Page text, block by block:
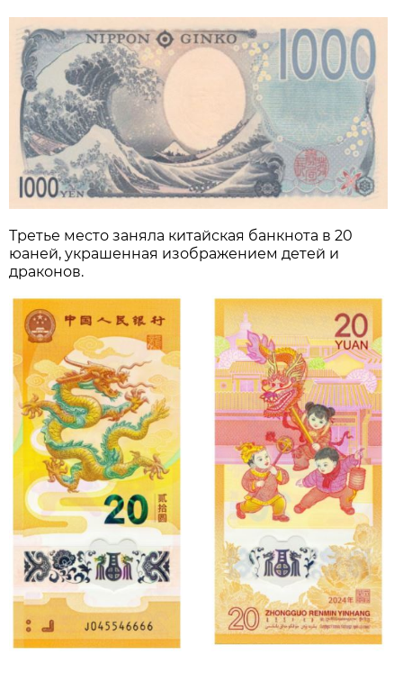
Третье место заняла китайская банкнота в 20
юаней, украшенная изображением детей и
драконов.